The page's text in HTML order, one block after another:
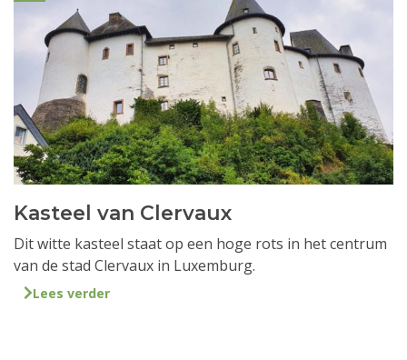
Kasteel van Clervaux
Dit witte kasteel staat op een hoge rots in het centrum
van de stad Clervaux in Luxemburg.
Lees verder